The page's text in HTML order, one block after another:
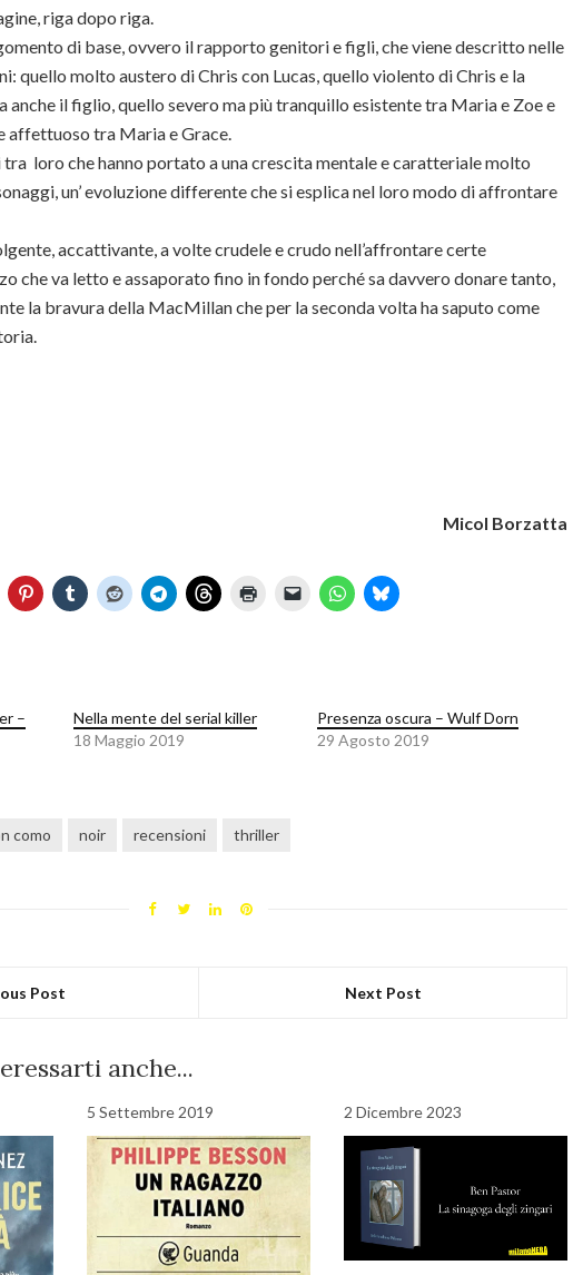
riga dopo riga.
di base, ovvero il rapporto genitori e figli, che viene descritto nelle
quello molto austero di Chris con Lucas, quello violento di Chris e la
anche il figlio, quello severo ma più tranquillo esistente tra Maria e Zoe e
affettuoso tra Maria e Grace.
loro che hanno portato a una crescita mentale e caratteriale molto
un’ evoluzione differente che si esplica nel loro modo di affrontare
accattivante, a volte crudele e crudo nell’affrontare certe
che va letto e assaporato fino in fondo perché sa davvero donare tanto,
la bravura della MacMillan che per la seconda volta ha saputo come
Micol Borzatta
–
Nella mente del serial killer
18 Maggio 2019
Presenza oscura – Wulf Dorn
29 Agosto 2019
como noir recensioni thriller
Post Next Post
anche...
5 Settembre 2019 2 Dicembre 2023